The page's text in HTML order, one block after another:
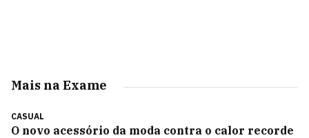
Mais na Exame
CASUAL
O novo acessório da moda contra o calor recorde